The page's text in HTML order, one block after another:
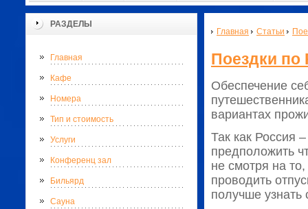
РАЗДЕЛЫ
Главная
Кафе
Номера
Тип и стоимость
Услуги
Конференц зал
Бильярд
Сауна
Главная Статьи
Поездки по
Обеспечение
вариантах
Так как Россия
предположить
не смотря на
проводить
получше